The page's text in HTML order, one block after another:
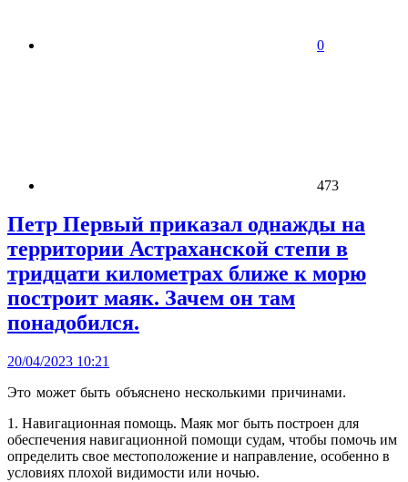
0
473
Петр Первый приказал однажды на
территории Астраханской степи в
тридцати километрах ближе к морю
построит маяк. Зачем он там
понадобился.
20/04/2023 10:21
Это может быть объяснено несколькими причинами.
1. Навигационная помощь. Маяк мог быть построен для
обеспечения навигационной помощи судам, чтобы помочь им
определить свое местоположение и направление, особенно в
условиях плохой видимости или ночью.